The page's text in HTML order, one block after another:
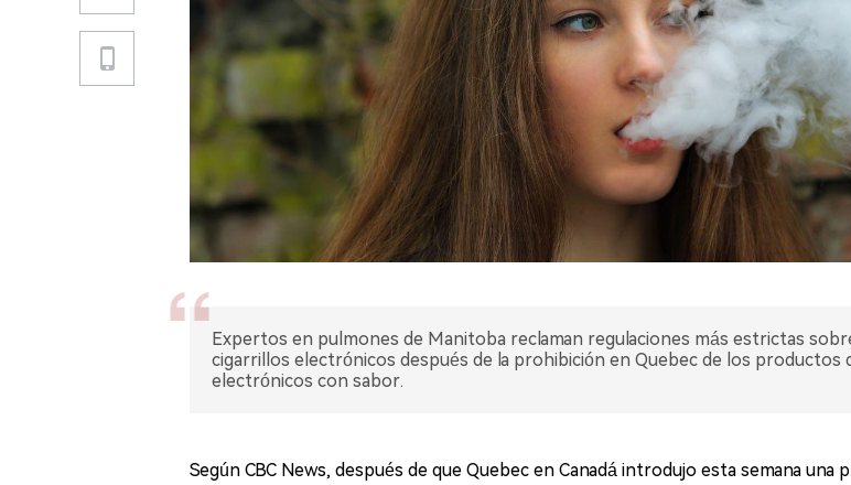
Expertos en pulmones de Manitoba reclaman regulaciones más estrictas
cigarrillos electrónicos después de la prohibición en Quebec de los productos
electrónicos con sabor.
Según CBC News, después de que Quebec en Canadá introdujo esta semana una